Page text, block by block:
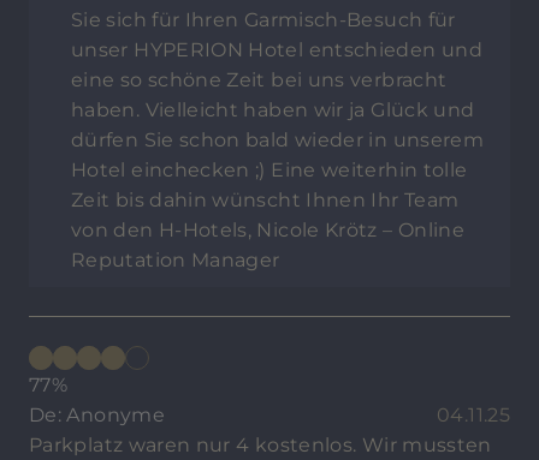
Sie sich für Ihren Garmisch-Besuch für
unser HYPERION Hotel entschieden und
eine so schöne Zeit bei uns verbracht
haben. Vielleicht haben wir ja Glück und
dürfen Sie schon bald wieder in unserem
Hotel einchecken ;) Eine weiterhin tolle
Zeit bis dahin wünscht Ihnen Ihr Team
von den H-Hotels, Nicole Krötz – Online
Reputation Manager
77%
De: Anonyme
04.11.25
Parkplatz waren nur 4 kostenlos. Wir mussten